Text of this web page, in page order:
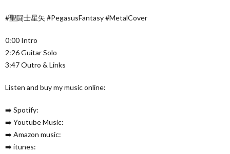
#聖闘士星矢 #PegasusFantasy #MetalCover
0:00 Intro
2:26 Guitar Solo
3:47 Outro & Links
Listen and buy my music online:
➡️ Spotify:
➡️ Youtube Music:
➡️ Amazon music:
➡️ itunes: